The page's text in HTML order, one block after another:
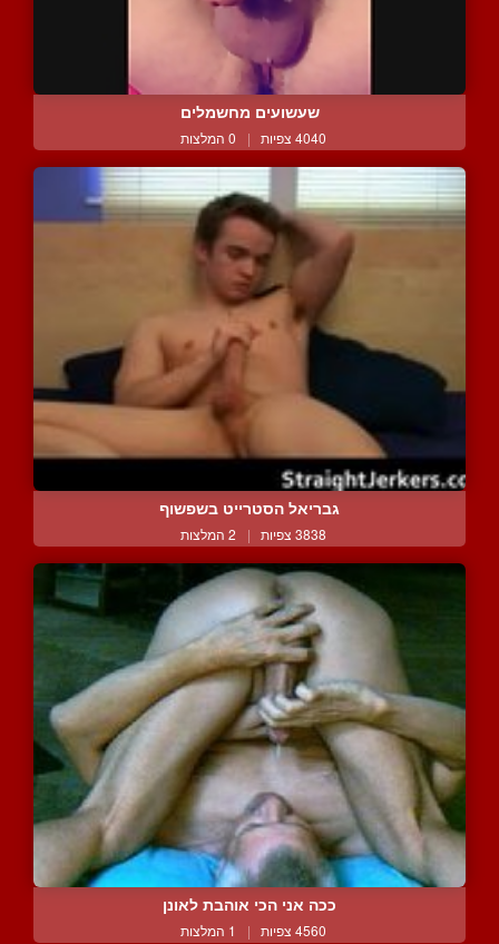
שעשועים מחשמלים
4040 צפיות | 0 המלצות
גבריאל הסטרייט בשפשוף
3838 צפיות | 2 המלצות
ככה אני הכי אוהבת לאונן
4560 צפיות | 1 המלצות